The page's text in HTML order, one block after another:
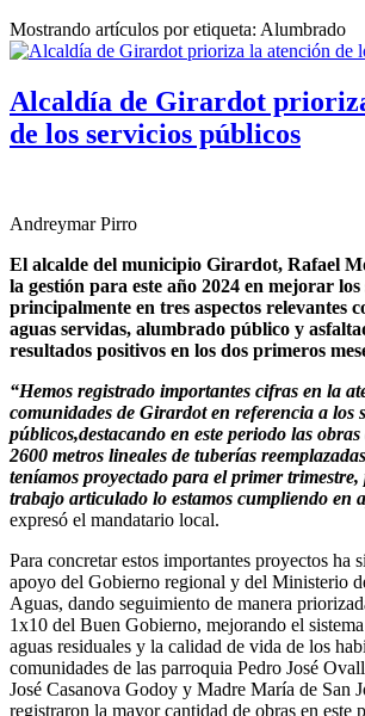
Mostrando artículos por etiqueta: Alumbrado
Alcaldía de Girardot
de los servicios públicos
Andreymar Pirro
El alcalde del municipio Girardot, Rafael
la gestión para este año 2024 en mejorar
principalmente en tres aspectos relevantes
aguas servidas, alumbrado público y
resultados positivos en los dos primeros
“Hemos registrado importantes cifras en la
comunidades de Girardot en referencia a los
públicos,destacando en este periodo las
2600 metros lineales de tuberías
teníamos proyectado para el primer trimestre,
trabajo articulado lo estamos cumpliendo en
expresó el mandatario local.
Para concretar estos importantes proyectos ha
apoyo del Gobierno regional y del Ministerio
Aguas, dando seguimiento de manera
1x10 del Buen Gobierno, mejorando el
aguas residuales y la calidad de vida de los
comunidades de las parroquia Pedro José
José Casanova Godoy y Madre María de San
registraron la mayor cantidad de obras en este